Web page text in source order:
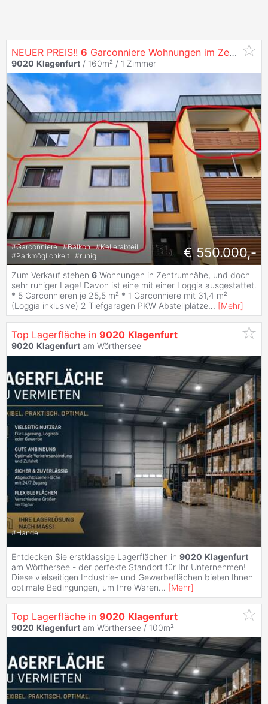
NEUER PREIS!! 6 Garconniere Wohnungen im Zentrum
9020 Klagenfurt / 160m² / 1 Zimmer
#Garconniere #Balkon #Kellerabteil
#Parkmöglichkeit #ruhig € 550.000,-
Zum Verkauf stehen 6 Wohnungen in Zentrumnähe, und doch
sehr ruhiger Lage! Davon ist eine mit einer Loggia ausgestattet.
* 5 Garconnieren je 25,5 m² * 1 Garconniere mit 31,4 m²
(Loggia inklusive) 2 Tiefgaragen PKW Abstellplätze... [Mehr]
Top Lagerfläche in 9020 Klagenfurt
9020 Klagenfurt am Wörthersee
#Handel
Entdecken Sie erstklassige Lagerflächen in 9020 Klagenfurt
am Wörthersee - der perfekte Standort für Ihr Unternehmen!
Diese vielseitigen Industrie- und Gewerbeflächen bieten Ihnen
optimale Bedingungen, um Ihre Waren... [Mehr]
Top Lagerfläche in 9020 Klagenfurt
9020 Klagenfurt am Wörthersee / 100m²